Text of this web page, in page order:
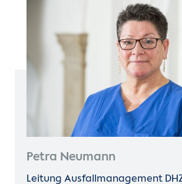
Petra Neumann
Leitung Ausfallmanagement